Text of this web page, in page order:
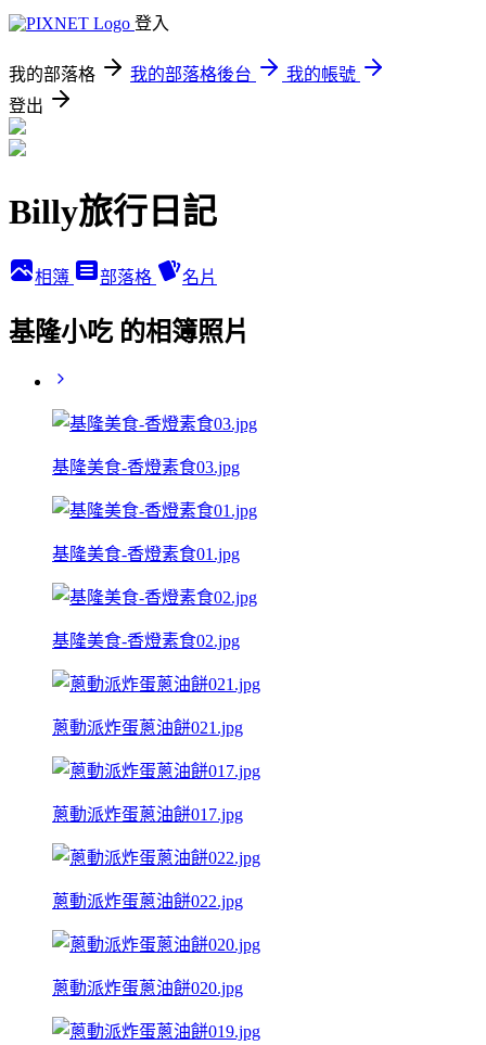
登入
我的部落格 我的部落格後台
我的帳號
登出
Billy旅行日記
相簿 部落格 名片
基隆小吃 的相簿照片
基隆美食-香燈素食03.jpg
基隆美食-香燈素食01.jpg
基隆美食-香燈素食02.jpg
蔥動派炸蛋蔥油餅021.jpg
蔥動派炸蛋蔥油餅017.jpg
蔥動派炸蛋蔥油餅022.jpg
蔥動派炸蛋蔥油餅020.jpg